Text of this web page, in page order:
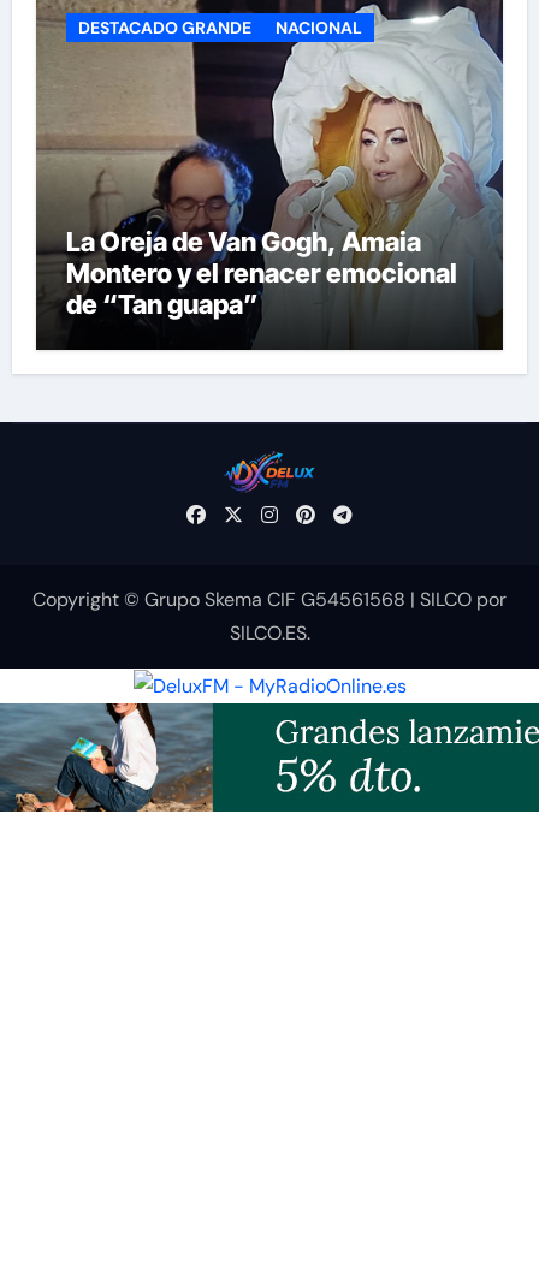
DESTACADO GRANDE NACIONAL
La Oreja de Van Gogh, Amaia
Montero y el renacer emocional
de “Tan guapa”
Copyright © Grupo Skema CIF G54561568 | SILCO por
SILCO.ES.